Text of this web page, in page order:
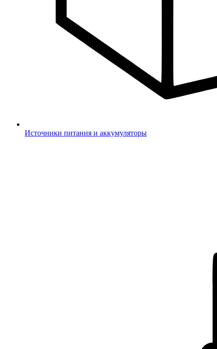
Источники питания и аккумуляторы